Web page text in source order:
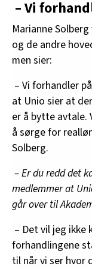
– Vi
Marianne
og de andre
men sier:
– Vi forhandler
at Unio sier at
er å bytte
å sørge for
Solberg.
– Er du redd det
medlemmer at
går over til
– Det vil jeg ikke
forhandlingene
til når vi ser hvor